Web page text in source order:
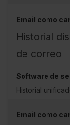
Historial
de correo
Historial